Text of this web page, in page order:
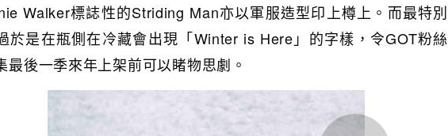
Walker標誌性的Striding Man亦以軍服造型印上樽上。而最特別
於是在瓶側在冷藏會出現「Winter is Here」的字樣，令GOT粉絲
最後一季來年上架前可以睹物思劇。